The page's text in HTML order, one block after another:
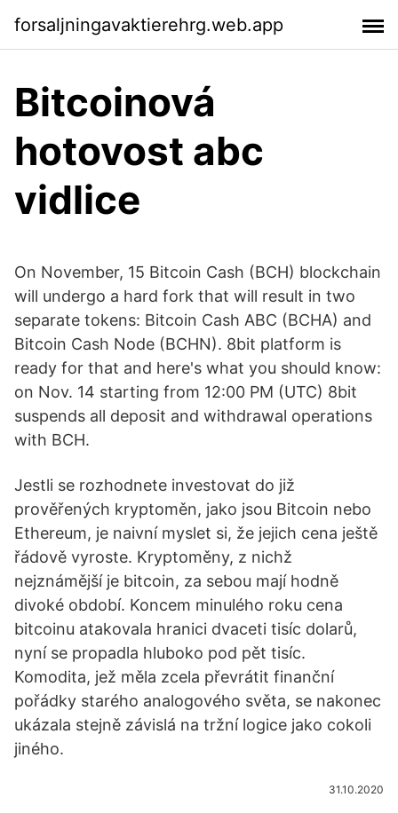
forsaljningavaktierehrg.web.app
Bitcoinová
hotovost abc
vidlice
On November, 15 Bitcoin Cash (BCH) blockchain
will undergo a hard fork that will result in two
separate tokens: Bitcoin Cash ABC (BCHA) and
Bitcoin Cash Node (BCHN). 8bit platform is
ready for that and here's what you should know:
on Nov. 14 starting from 12:00 PM (UTC) 8bit
suspends all deposit and withdrawal operations
with BCH.
Jestli se rozhodnete investovat do již
prověřených kryptoměn, jako jsou Bitcoin nebo
Ethereum, je naivní myslet si, že jejich cena ještě
řádově vyroste. Kryptoměny, z nichž
nejznámější je bitcoin, za sebou mají hodně
divoké období. Koncem minulého roku cena
bitcoinu atakovala hranici dvaceti tisíc dolarů,
nyní se propadla hluboko pod pět tisíc.
Komodita, jež měla zcela převrátit finanční
pořádky starého analogového světa, se nakonec
ukázala stejně závislá na tržní logice jako cokoli
jiného.
31.10.2020